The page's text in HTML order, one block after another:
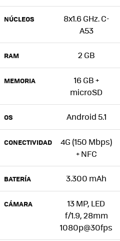
NÚCLEOS
8x1.6 GHz. C-
A53
RAM 2 GB
MEMORIA
16 GB +
microSD
OS Android 5.1
CONECTIVIDAD
4G (150 Mbps)
+ NFC
BATERÍA 3.300 mAh
CÁMARA
13 MP, LED
f/1.9, 28mm
1080p@30fps